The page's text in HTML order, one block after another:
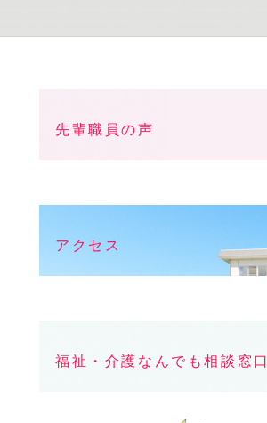
先輩職員の声
アクセス
福祉・介護なんでも相談窓口